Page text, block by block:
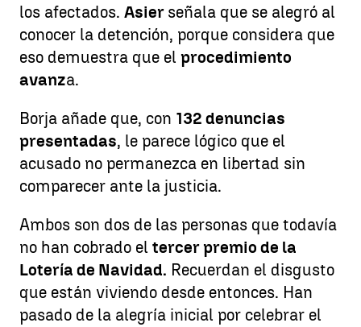
los afectados. Asier señala que se alegró al
conocer la detención, porque considera que
eso demuestra que el procedimiento
avanza.
Borja añade que, con 132 denuncias
presentadas, le parece lógico que el
acusado no permanezca en libertad sin
comparecer ante la justicia.
Ambos son dos de las personas que todavía
no han cobrado el tercer premio de la
Lotería de Navidad. Recuerdan el disgusto
que están viviendo desde entonces. Han
pasado de la alegría inicial por celebrar el